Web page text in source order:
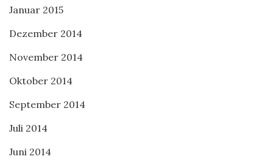
Januar 2015
Dezember 2014
November 2014
Oktober 2014
September 2014
Juli 2014
Juni 2014